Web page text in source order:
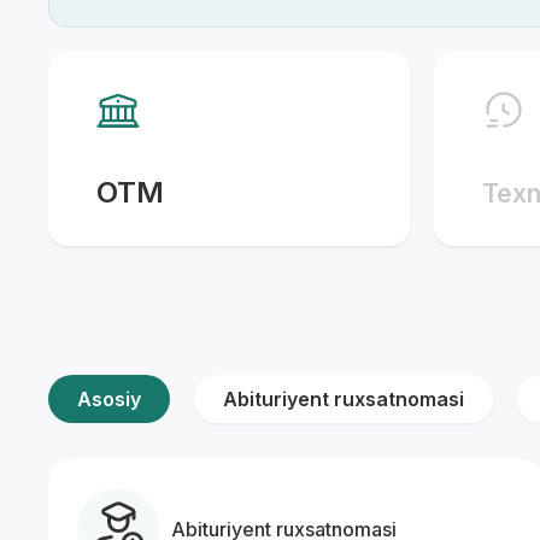
OTM
Asosiy Abituriyent ruxsatnomasi
Abituriyent ruxsatnomasi